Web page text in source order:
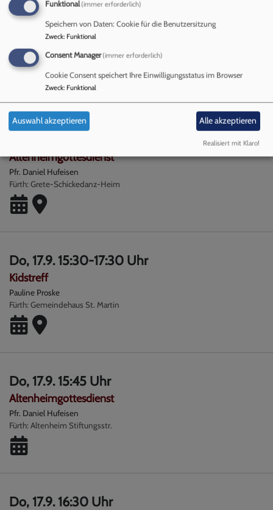
Mi, 16.9. 15:30-17:30 Uhr
Kidstreff
Pauline Proske
Fürth Gemeindehaus St. Martin
Altenheimgottesdienst
Pfr. Daniel Hufeisen
Fürth Grete-Schickedanz-Heim
Do, 17.9. 15:30-17:30 Uhr
Kidstreff
Pauline Proske
Fürth Gemeindehaus St. Martin
Do, 17.9. 15:45 Uhr
Altenheimgottesdienst
Pfr. Daniel Hufeisen
Fürth Altenheim Stiftungsstr.
Do, 17.9. 16:30 Uhr
Funktional (immer erforderlich)
Speichern von Daten: Cookie für die Benutzersitzung
Zweck: Funktional
Consent Manager (immer erforderlich)
Cookie Consent speichert Ihre Einwilligungsstatus im Browser
Zweck: Funktional
Auswahl akzeptieren Alle akzeptieren
Realisiert mit Klaro!